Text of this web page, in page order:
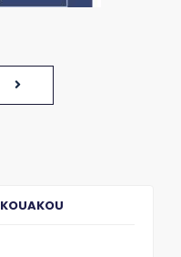
KOUAKOU